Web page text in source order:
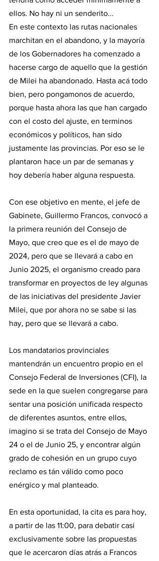
ellos. No hay ni un senderito...
En este contexto las rutas nacionales
marchitan en el abandono, y la mayoría
de los Gobernadores ha comenzado a
hacerse cargo de aquello que la gestión
de Milei ha abandonado. Hasta acá todo
bien, pero pongamonos de acuerdo,
porque hasta ahora las que han cargado
con el costo del ajuste, en terminos
económicos y políticos, han sido
justamente las provincias. Por eso se le
plantaron hace un par de semanas y
hoy debería haber alguna respuesta.
Con ese objetivo en mente, el jefe de
Gabinete, Guillermo Francos, convocó a
la primera reunión del Consejo de
Mayo, que creo que es el de mayo de
2024, pero que se llevará a cabo en
Junio 2025, el organismo creado para
transformar en proyectos de ley algunas
de las iniciativas del presidente Javier
Milei, que por ahora no se sabe si las
hay, pero que se llevará a cabo.
Los mandatarios provinciales
mantendrán un encuentro propio en el
Consejo Federal de Inversiones (CFI), la
sede en la que suelen congregarse para
sentar una posición unificada respecto
de diferentes asuntos, entre ellos,
imagino si se trata del Consejo de Mayo
24 o el de Junio 25, y encontrar algún
grado de cohesión en un grupo cuyo
reclamo es tán válido como poco
enérgico y mal planteado.
En esta oportunidad, la cita es para hoy,
a partir de las 11:00, para debatir casi
exclusivamente sobre las propuestas
que le acercaron días atrás a Francos